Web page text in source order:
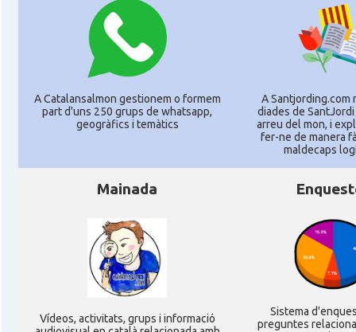
A Catalansalmon gestionem o formem
part d'uns 250 grups de whatsapp,
geogràfics i temàtics
A Santjording.com
diades de
arreu del mon, i
fer-ne de manera
maldecaps
Mainada
Ví­deos, activitats, grups i informació
Sistema
preguntes